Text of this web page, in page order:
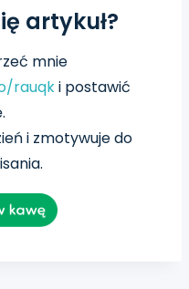
artykuł?
mnie
rauqki postawić
i zmotywuje do